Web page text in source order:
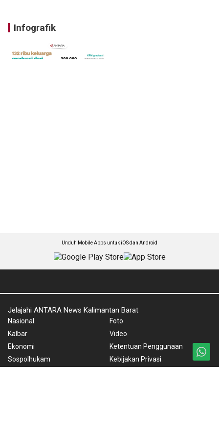
Infografik
Unduh Mobile Apps untuk iOS dan Android
Jelajahi ANTARA News Kalimantan Barat
Nasional
Kalbar
Ekonomi
Sospolhukam
Foto
Video
Ketentuan Penggunaan
Kebijakan Privasi